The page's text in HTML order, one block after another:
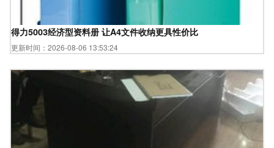
得力5003经济型资料册 让A4文件收纳更具性价比
更新时间：2026-08-06 13:53:24